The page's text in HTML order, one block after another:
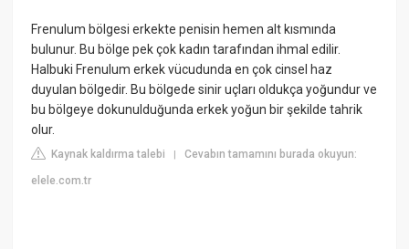
Frenulum bölgesi erkekte penisin hemen alt kısmında
bulunur. Bu bölge pek çok kadın tarafından ihmal edilir.
Halbuki Frenulum erkek vücudunda en çok cinsel haz
duyulan bölgedir. Bu bölgede sinir uçları oldukça yoğundur ve
bu bölgeye dokunulduğunda erkek yoğun bir şekilde tahrik
olur.
Kaynak kaldırma talebi |Cevabın tamamını burada okuyun:
elele.com.tr